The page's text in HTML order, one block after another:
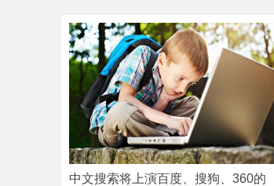
中文搜索将上演百度、搜狗、360的